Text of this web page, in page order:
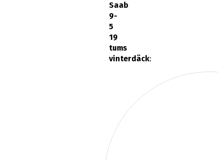
Saab
9-
5
19
tums
vinterdäck: